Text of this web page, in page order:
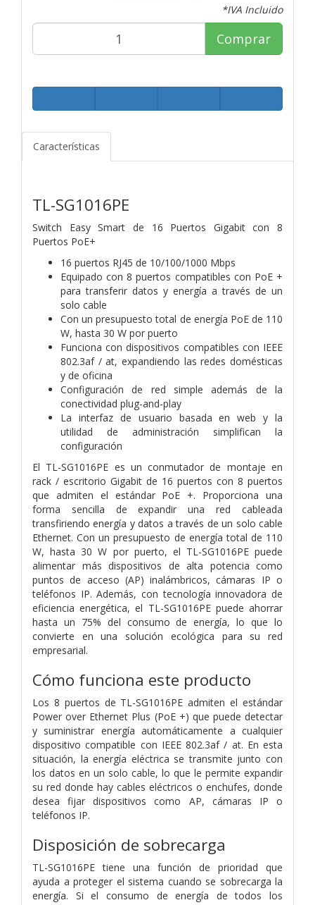
*IVA Incluido
Comprar
Características
TL-SG1016PE
Switch Easy Smart de 16 Puertos Gigabit con 8
Puertos PoE+
16 puertos RJ45 de 10/100/1000 Mbps
Equipado con 8 puertos compatibles con PoE +
para transferir datos y energía a través de un
solo cable
Con un presupuesto total de energía PoE de 110
W, hasta 30 W por puerto
Funciona con dispositivos compatibles con IEEE
802.3af / at, expandiendo las redes domésticas
y de oficina
Configuración de red simple además de la
conectividad plug-and-play
La interfaz de usuario basada en web y la
utilidad de administración simplifican la
configuración
El TL-SG1016PE es un conmutador de montaje en
rack / escritorio Gigabit de 16 puertos con 8 puertos
que admiten el estándar PoE +. Proporciona una
forma sencilla de expandir una red cableada
transfiriendo energía y datos a través de un solo cable
Ethernet. Con un presupuesto de energía total de 110
W, hasta 30 W por puerto, el TL-SG1016PE puede
alimentar más dispositivos de alta potencia como
puntos de acceso (AP) inalámbricos, cámaras IP o
teléfonos IP. Además, con tecnología innovadora de
eficiencia energética, el TL-SG1016PE puede ahorrar
hasta un 75% del consumo de energía, lo que lo
convierte en una solución ecológica para su red
empresarial.
Cómo funciona este producto
Los 8 puertos de TL-SG1016PE admiten el estándar
Power over Ethernet Plus (PoE +) que puede detectar
y suministrar energía automáticamente a cualquier
dispositivo compatible con IEEE 802.3af / at. En esta
situación, la energía eléctrica se transmite junto con
los datos en un solo cable, lo que le permite expandir
su red donde hay cables eléctricos o enchufes, donde
desea fijar dispositivos como AP, cámaras IP o
teléfonos IP.
Disposición de sobrecarga
TL-SG1016PE tiene una función de prioridad que
ayuda a proteger el sistema cuando se sobrecarga la
energía. Si el consumo de energía de todos los